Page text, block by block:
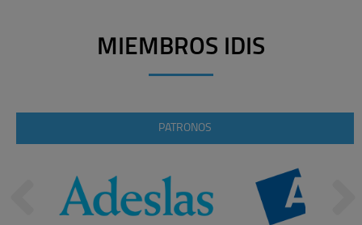
MIEMBROS IDIS
PATRONOS